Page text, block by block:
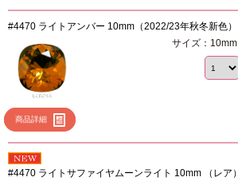
#4470 ライトアンバー 10mm（2022/23年秋冬新色）
商品詳細
サイズ：10mm
#4470 ライトサファイヤムーンライト 10mm （レア）